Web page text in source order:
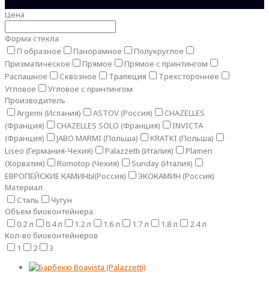
Цена
Форма стекла
П образное
Панорамное
Полукруглое
Призматическое
Прямое
Прямое с принтингом
Распашное
Сквозное Трапеция
Трехстороннее
Угловое
Угловое с принтингом
Производитель
Argemi (Испания)
ASTOV (Россия)
CHAZELLES
(Франция)
CHAZELLES SOLO (Франция)
INVICTA
(Франция)
JABO MARMI (Польша)
KRATKI (Польша)
Liseo (Германия-Чехия)
Palazzetti (Италия)
Plamen
(Хорватия)
Romotop (Чехия)
Sunday (Италия)
ЕВРОПЕЙСКИЕ КАМИНЫ(Россия)
ЭКОКАМИН (Россия)
Материал
Сталь
Чугун
Объем биоконтейнера
0.2 л
0.4 л 1.2 л 1.6 л 1.7 л 1.8 л
2.4 л
Кол-во биоконтейнеров
1
2 3